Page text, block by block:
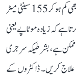
وزن مزید کم ہو کر 160 کلوگرام رہ گیا۔ وہیں پیٹ کا سائز بھی کم ہو کر 155 سینٹی میٹر
ہے کہ زیادہ موٹاپے یعنی
ممکن ہے، بشرطیکہ سرجری
علاج کریں۔ ڈاکٹروں کے